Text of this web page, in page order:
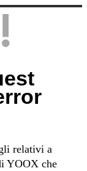
relativi a
YOOX che